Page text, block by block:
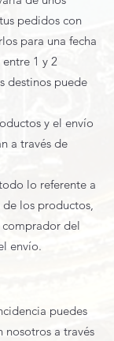
pedidos con
para una fecha
1 y 2
destinos puede
y el envío
a través de
lo referente a
los productos,
del
envío.
puedes
nosotros a través